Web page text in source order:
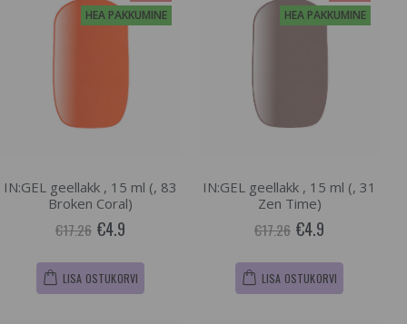
HEA PAKKUMINE
IN:GEL geellakk , 15 ml (, 83
Broken Coral)
€17.26 €4.9
LISA OSTUKORVI
HEA PAKKUMINE
IN:GEL geellakk , 15 ml (, 31
Zen Time)
€17.26 €4.9
LISA OSTUKORVI